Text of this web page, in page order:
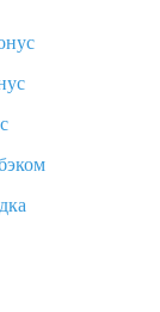
деньги?
получить и
доставки и